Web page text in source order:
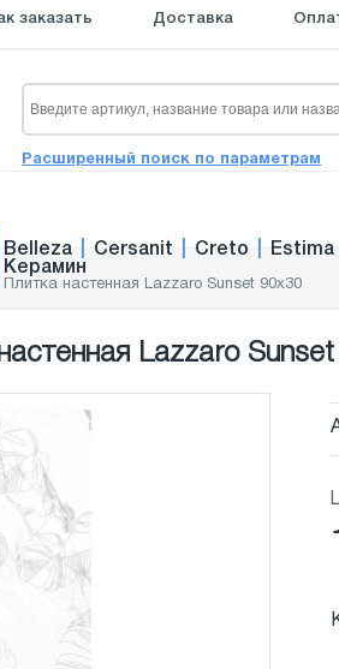
заказать Доставка
Расширенный поиск по параметрам
Belleza Cersanit Creto Estima
Керамин
Плитка настенная Lazzaro Sunset 90x30
Lazzaro